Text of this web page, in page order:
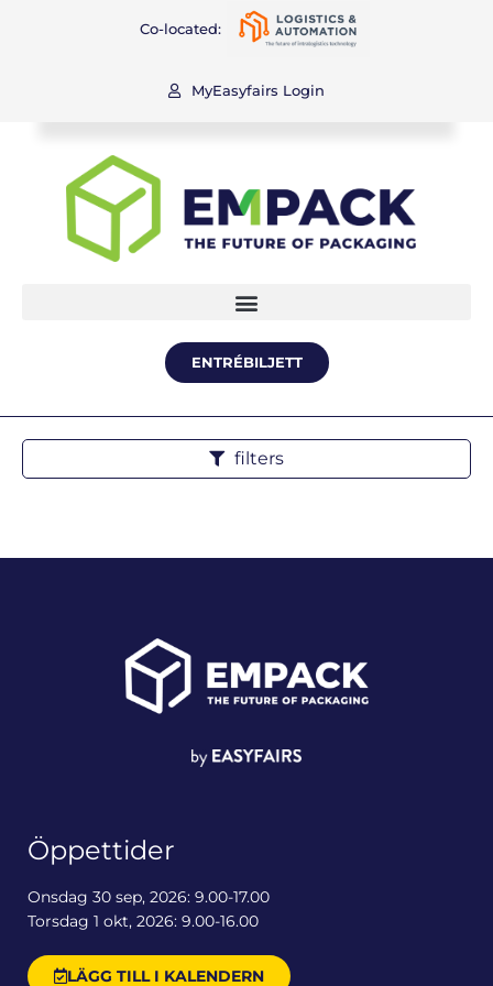
Co-located:
MyEasyfairs Login
ENTRÉBILJETT
filters
Öppettider
Onsdag 30 sep, 2026: 9.00-17.00
Torsdag 1 okt, 2026: 9.00-16.00
LÄGG TILL I KALENDERN